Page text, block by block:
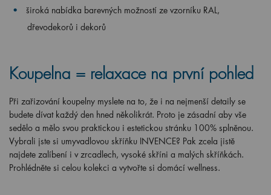
široká nabídka barevných možností ze vzorníku RAL,
dřevodekorů i dekorů
Koupelna = relaxace na první pohled
Při zařizování koupelny myslete na to, že i na nejmenší detaily se
budete dívat každý den hned několikrát. Proto je zásadní aby vše
sedělo a mělo svou praktickou i estetickou stránku 100% splněnou.
Vybrali jste si umyvadlovou skříňku INVENCE? Pak zcela jistě
najdete zalíbení i v zrcadlech, vysoké skříni a malých skříňkách.
Prohlédněte si celou kolekci a vytvořte si domácí wellness.